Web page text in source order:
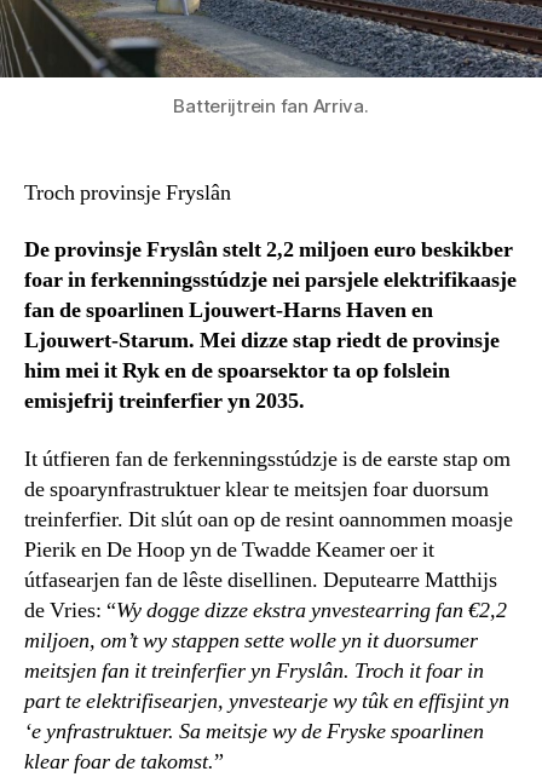
Batterijtrein fan Arriva.
Troch provinsje Fryslân
De provinsje Fryslân stelt 2,2 miljoen euro beskikber
foar in ferkenningsstúdzje neiparsjele elektrifikaasje
fan de spoarlinen Ljouwert-Harns Haven en
Ljouwert-Starum. Mei dizze stap riedt de provinsje
him mei it Ryk en de spoarsektor ta op folslein
emisjefrij treinferfier yn 2035.
It útfieren fan de ferkenningsstúdzje is de earste stap om
de spoarynfrastruktuer klear te meitsjen foar duorsum
treinferfier. Dit slút oan op de resint oannommen moasje
Pierik en De Hoop yn de Twadde Keamer oer it
útfasearjen fan de lêste disellinen. Deputearre Matthijs
de Vries: “Wy dogge dizze ekstra ynvestearring fan €2,2
miljoen, om’t wy stappen sette wolle yn it duorsumer
meitsjen fan it treinferfier yn Fryslân. Troch it foar in
part te elektrifisearjen, ynvestearje wy tûk en effisjint yn
‘e ynfrastruktuer. Sa meitsje wy de Fryske spoarlinen
klear foar de takomst.”